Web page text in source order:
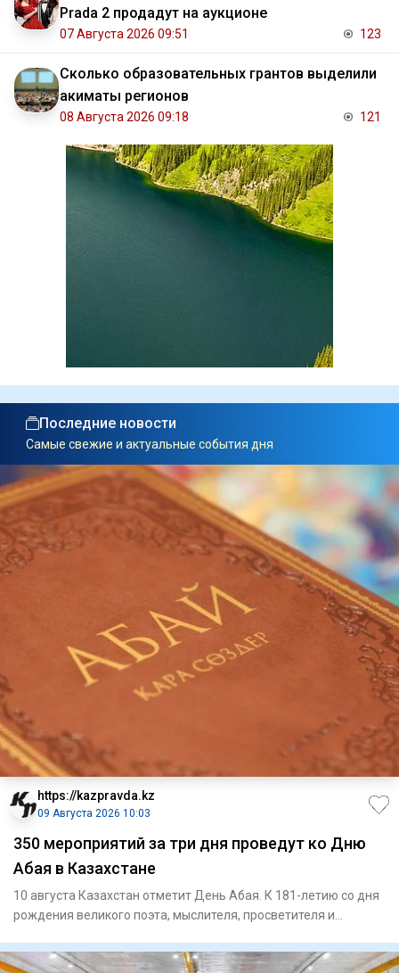
Prada 2 продадут на аукционе
07 Августа 2026 09:51 123
Сколько образовательных грантов выделили
акиматы регионов
08 Августа 2026 09:18 121
Последние новости
Самые свежие и актуальные события дня
https://kazpravda.kz
09 Августа 2026 10:03
350 мероприятий за три дня проведут ко Дню
Абая в Казахстане
10 августа Казахстан отметит День Абая. К 181-летию со дня
рождения великого поэта, мыслителя, просветителя и